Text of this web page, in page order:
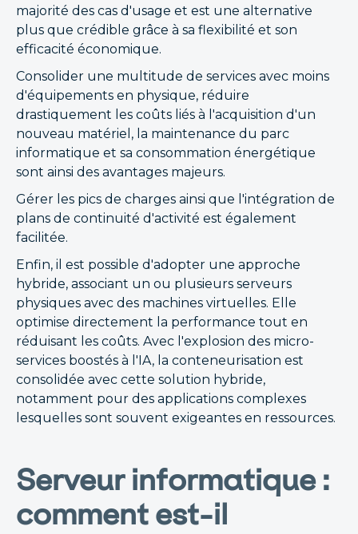
majorité des cas d'usage et est une alternative
plus que crédible grâce à sa flexibilité et son
efficacité économique.
Consolider une multitude de services avec moins
d'équipements en physique, réduire
drastiquement les coûts liés à l'acquisition d'un
nouveau matériel, la maintenance du parc
informatique et sa consommation énergétique
sont ainsi des avantages majeurs.
Gérer les pics de charges ainsi que l'intégration de
plans de continuité d'activité est également
facilitée.
Enfin, il est possible d'adopter une approche
hybride, associant un ou plusieurs serveurs
physiques avec des machines virtuelles. Elle
optimise directement la performance tout en
réduisant les coûts. Avec l'explosion des micro-
services boostés à l'IA, la conteneurisation est
consolidée avec cette solution hybride,
notamment pour des applications complexes
lesquelles sont souvent exigeantes en ressources.
Serveur informatique :
comment est-il